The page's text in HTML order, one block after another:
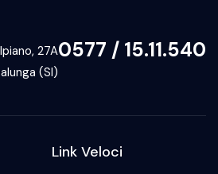
0577 / 15.11.540
27A
(SI)
Link Veloci